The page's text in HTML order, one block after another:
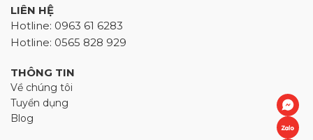
LIÊN HỆ
Hotline: 0963 61 6283
Hotline: 0565 828 929
THÔNG TIN
Về chúng tôi
Tuyển dụng
Blog